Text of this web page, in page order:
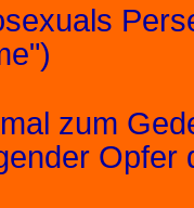
zum
Opfer